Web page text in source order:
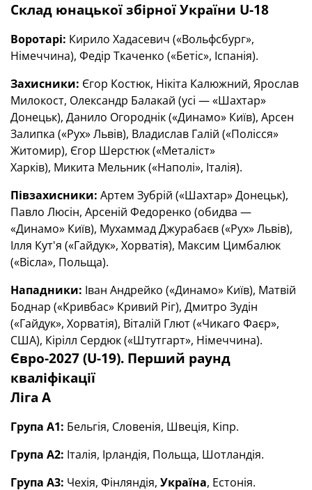
Склад юнацької збірної України U-18
Воротарі: Кирило Хадасевич («Вольфсбург»,
Німеччина), Федір Ткаченко («Бетіс», Іспанія).
Захисники: Єгор Костюк, Нікіта Калюжний, Ярослав
Милокост, Олександр Балакай (усі — «Шахтар»
Донецьк), Данило Огороднік («Динамо» Київ), Арсен
Залипка («Рух» Львів), Владислав Галій («Полісся»
Житомир), Єгор Шерстюк («Металіст»
Харків), Микита Мельник («Наполі», Італія).
Півзахисники: Артем Зубрій («Шахтар» Донецьк),
Павло Люсін, Арсеній Федоренко (обидва —
«Динамо» Київ), Мухаммад Джурабаєв («Рух» Львів),
Ілля Кут'я («Гайдук», Хорватія), Максим Цимбалюк
(«Вісла», Польща).
Нападники: Іван Андрейко («Динамо» Київ), Матвій
Боднар («Кривбас» Кривий Ріг), Дмитро Зудін
(«Гайдук», Хорватія), Віталій Глют («Чикаго Фаєр»,
США), Кірілл Сердюк («Штутгарт», Німеччина).
Євро-2027 (U-19). Перший раунд
кваліфікації
Ліга А
Група А1: Бельгія, Словенія, Швеція, Кіпр.
Група А2: Італія, Ірландія, Польща, Шотландія.
Група А3: Чехія, Фінляндія, Україна, Естонія.